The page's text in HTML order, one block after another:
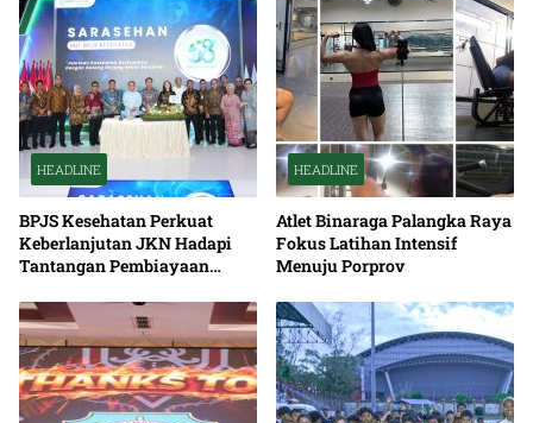
HEADLINE
BPJS Kesehatan Perkuat
Keberlanjutan JKN Hadapi
Tantangan Pembiayaan
HEADLINE
Atlet Binaraga Palangka Raya
Fokus Latihan Intensif
Menuju Porprov